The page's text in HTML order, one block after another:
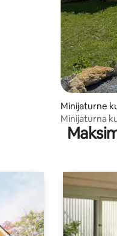
Minijaturne
tiac
Minijaturna